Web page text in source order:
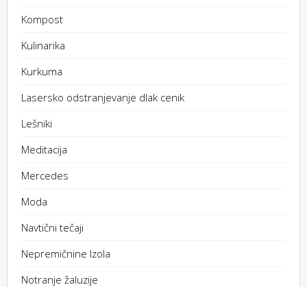
Kompost
Kulinarika
Kurkuma
Lasersko odstranjevanje dlak cenik
Lešniki
Meditacija
Mercedes
Moda
Navtični tečaji
Nepremičnine Izola
Notranje žaluzije